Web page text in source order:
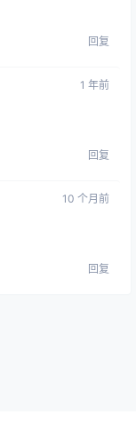
回复
1 年前
回复
10 个月前
回复